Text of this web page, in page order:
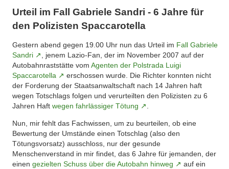
Urteil im Fall Gabriele Sandri - 6 Jahre für
den Polizisten Spaccarotella
Gestern abend gegen 19.00 Uhr nun das Urteil im Fall Gabriele
Sandri
, jenem Lazio-Fan, der im November 2007 auf der
Autobahnraststätte vomAgenten der Polstrada Luigi
Spaccarotella
erschossen wurde. Die Richter konnten nicht
der Forderung der Staatsanwaltschaft nach 14 Jahren haft
wegen Totschlags folgen und verurteilten den Polizisten zu 6
Jahren Haftwegen fahrlässiger Tötung .
Nun, mir fehlt das Fachwissen, um zu beurteilen, ob eine
Bewertung der Umstände einen Totschlag (also den
Tötungsvorsatz) ausschloss, nur der gesunde
Menschenverstand in mir findet, das 6 Jahre für jemanden, der
einengezielten Schuss über die Autobahn hinweg
auf ein